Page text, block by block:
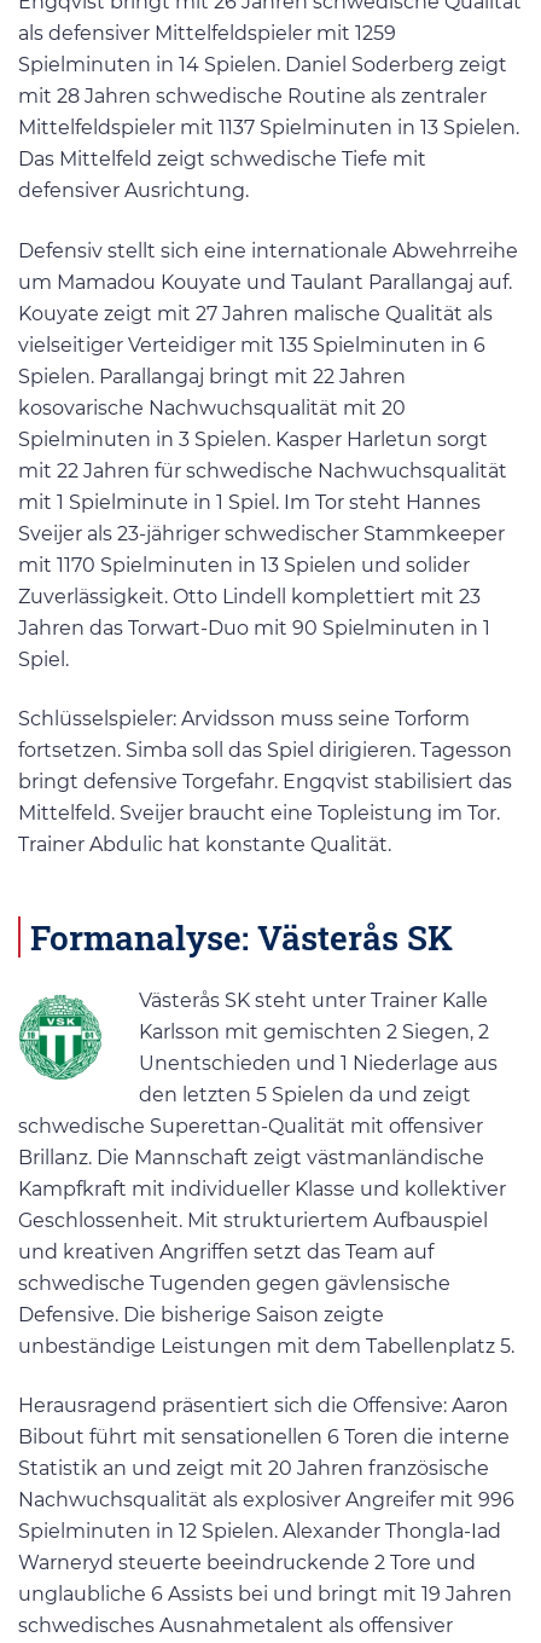
als defensiver Mittelfeldspieler mit 1259
Spielminuten in 14 Spielen. Daniel Soderberg zeigt
mit 28 Jahren schwedische Routine als zentraler
Mittelfeldspieler mit 1137 Spielminuten in 13 Spielen.
Das Mittelfeld zeigt schwedische Tiefe mit
defensiver Ausrichtung.
Defensiv stellt sich eine internationale Abwehrreihe
um Mamadou Kouyate und Taulant Parallangaj auf.
Kouyate zeigt mit 27 Jahren malische Qualität als
vielseitiger Verteidiger mit 135 Spielminuten in 6
Spielen. Parallangaj bringt mit 22 Jahren
kosovarische Nachwuchsqualität mit 20
Spielminuten in 3 Spielen. Kasper Harletun sorgt
mit 22 Jahren für schwedische Nachwuchsqualität
mit 1 Spielminute in 1 Spiel. Im Tor steht Hannes
Sveijer als 23-jähriger schwedischer Stammkeeper
mit 1170 Spielminuten in 13 Spielen und solider
Zuverlässigkeit. Otto Lindell komplettiert mit 23
Jahren das Torwart-Duo mit 90 Spielminuten in 1
Spiel.
Schlüsselspieler: Arvidsson muss seine Torform
fortsetzen. Simba soll das Spiel dirigieren. Tagesson
bringt defensive Torgefahr. Engqvist stabilisiert das
Mittelfeld. Sveijer braucht eine Topleistung im Tor.
Trainer Abdulic hat konstante Qualität.
Formanalyse: Västerås SK
Västerås SK steht unter Trainer Kalle
Karlsson mit gemischten 2 Siegen, 2
Unentschieden und 1 Niederlage aus
den letzten 5 Spielen da und zeigt
schwedische Superettan-Qualität mit offensiver
Brillanz. Die Mannschaft zeigt västmanländische
Kampfkraft mit individueller Klasse und kollektiver
Geschlossenheit. Mit strukturiertem Aufbauspiel
und kreativen Angriffen setzt das Team auf
schwedische Tugenden gegen gävlensische
Defensive. Die bisherige Saison zeigte
unbeständige Leistungen mit dem Tabellenplatz 5.
Herausragend präsentiert sich die Offensive: Aaron
Bibout führt mit sensationellen 6 Toren die interne
Statistik an und zeigt mit 20 Jahren französische
Nachwuchsqualität als explosiver Angreifer mit 996
Spielminuten in 12 Spielen. Alexander Thongla-Iad
Warneryd steuerte beeindruckende 2 Tore und
unglaubliche 6 Assists bei und bringt mit 19 Jahren
schwedisches Ausnahmetalent als offensiver